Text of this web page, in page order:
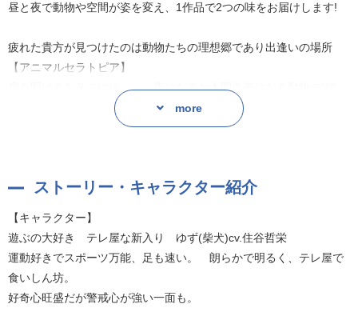
昼と夜で動物や空間が姿を変え、1作品で2つの味をお届けします!
疲れた貴方が見つけたのは動物たちの理想郷であり出逢いの場所
【アニマルセラトピア】
扉を開けるとそこには…… 夜になると人間の姿になる動物の“彼
人間と生活を共にすることを夢にみて、運命のパートナーを待ち望
間”が繰り広げられる。
がれている黒猫スイートオリーブに出会う。
まったりとした昼の動物ライフと、夜のJAZZYな雰囲気の中、全力
で癒やしを届ける2層の物語に酔いしれてください!
【ストーリー】
more
ストーリー・キャラクター紹介
【キャラクター】
遊ぶの大好き テレ屋な新入り ゆず(柴犬)cv.住谷哲栄
運動好きでスポーツ万能、足も速い。 朗らかで明るく、テレ屋で
食いしん坊。
好奇心旺盛だが警戒心が強い一面も。